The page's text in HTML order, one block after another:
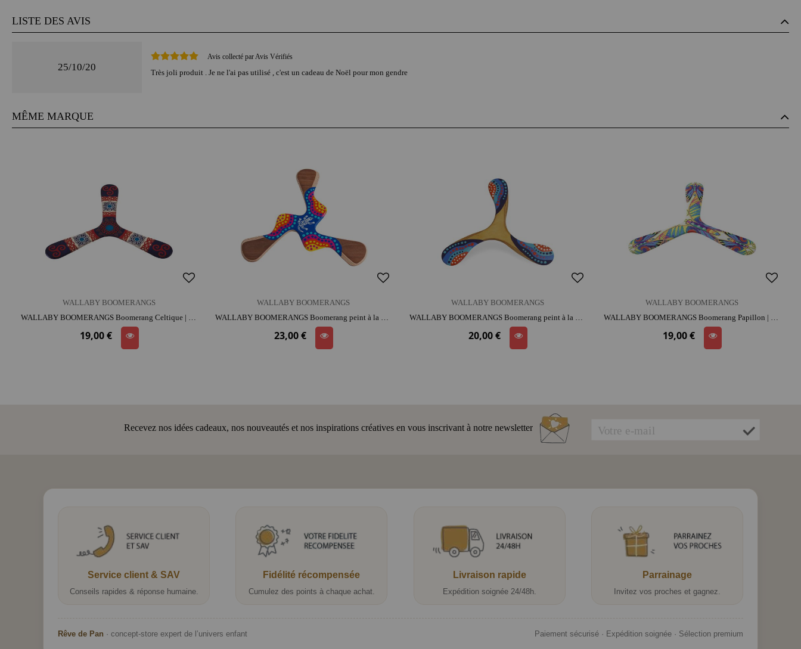
LISTE DES AVIS
25/10/20
Avis collecté par Avis Vérifiés
Très joli produit . Je ne l'ai pas utilisé , c'est un cadeau de Noël pour mon gendre
MÊME MARQUE
WALLABY BOOMERANGS
19,00 €
WALLABY BOOMERANGS
23,00 €
WALLABY BOOMERANGS
20,00 €
WALLABY BOOMERANGS
19,00 €
Recevez nos idées cadeaux, nos nouveautés et nos inspirations créatives en vous inscrivant à notre newsletter
Service client & SAV
Conseils rapides & réponse humaine.
Fidélité récompensée
Cumulez des points à chaque achat.
Livraison rapide
Expédition soignée 24/48h.
Parrainage
Invitez vos proches et gagnez.
Rêve de Pan · concept-store expert de l’univers enfant Paiement sécurisé · Expédition soignée · Sélection premium